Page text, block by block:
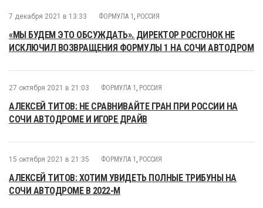
7 декабря 2021 в 13:33 ФОРМУЛА 1 , РОССИЯ
«МЫ БУДЕМ ЭТО ОБСУЖДАТЬ». ДИРЕКТОР РОСГОНОК НЕ
ИСКЛЮЧИЛ ВОЗВРАЩЕНИЯ ФОРМУЛЫ 1 НА СОЧИ АВТОДРОМ
27 октября 2021 в 21:03 ФОРМУЛА 1 , РОССИЯ
АЛЕКСЕЙ ТИТОВ: НЕ СРАВНИВАЙТЕ ГРАН ПРИ РОССИИ НА
СОЧИ АВТОДРОМЕ И ИГОРЕ ДРАЙВ
15 октября 2021 в 21:35 ФОРМУЛА 1 , РОССИЯ
АЛЕКСЕЙ ТИТОВ: ХОТИМ УВИДЕТЬ ПОЛНЫЕ ТРИБУНЫ НА
СОЧИ АВТОДРОМЕ В 2022-М